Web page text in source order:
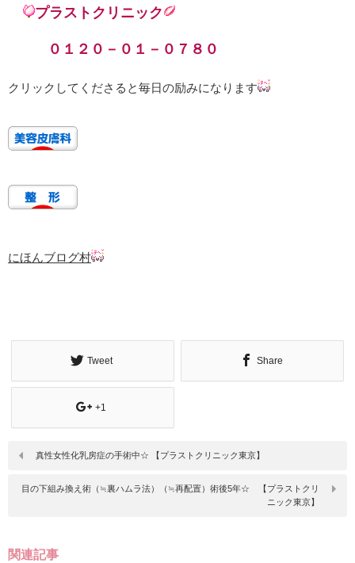
プラストクリニック
０１２０－０１－０７８０
クリックしてくださると毎日の励みになります
にほんブログ村
Tweet Share
+1
真性女性化乳房症の手術中☆ 【プラストクリニック東京】
目の下組み換え術（≒裏ハムラ法）（≒再配置）術後5年☆ 【プラストクリ
ニック東京】
関連記事